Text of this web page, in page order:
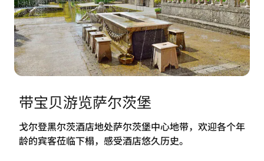
带宝贝游览萨尔茨堡
戈尔登黑尔茨酒店地处萨尔茨堡中心地带，欢迎各个年
龄的宾客莅临下榻，感受酒店悠久历史。